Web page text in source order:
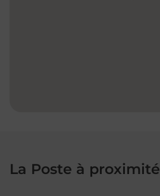
La Poste à proximité